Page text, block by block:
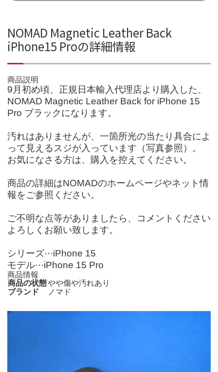
NOMAD Magnetic Leather Back
iPhone15 Proの詳細情報
商品説明
9月初め頃、正規日本輸入代理店より購入した、
NOMAD Magnetic Leather Back for iPhone 15
Pro ブラックになります。
汚れはありませんが、一箇所光の当たり具合によ
って見えるスジが入っています（写真参照）。
お気になさる方は、購入を控えてください。
商品の詳細はNOMADのホームページやネット情
報をご参照ください。
ご不明な点等がありましたら、コメントください
よろしくお願い致します。
シリーズ···iPhone 15
モデル···iPhone 15 Pro
商品情報
商品の状態やや傷や汚れあり
ブランド
ノマド